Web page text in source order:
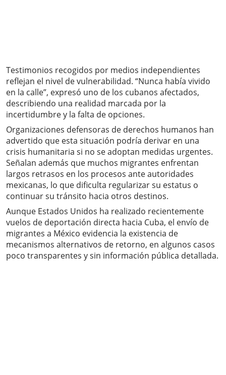
Testimonios recogidos por medios independientes
reflejan el nivel de vulnerabilidad. “Nunca había vivido
en la calle”, expresó uno de los cubanos afectados,
describiendo una realidad marcada por la
incertidumbre y la falta de opciones.
Organizaciones defensoras de derechos humanos han
advertido que esta situación podría derivar en una
crisis humanitaria si no se adoptan medidas urgentes.
Señalan además que muchos migrantes enfrentan
largos retrasos en los procesos ante autoridades
mexicanas, lo que dificulta regularizar su estatus o
continuar su tránsito hacia otros destinos.
Aunque Estados Unidos ha realizado recientemente
vuelos de deportación directa hacia Cuba, el envío de
migrantes a México evidencia la existencia de
mecanismos alternativos de retorno, en algunos casos
poco transparentes y sin información pública detallada.